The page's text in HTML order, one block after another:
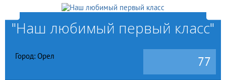
"Наш любимый первый класс"
Город: Орел 77